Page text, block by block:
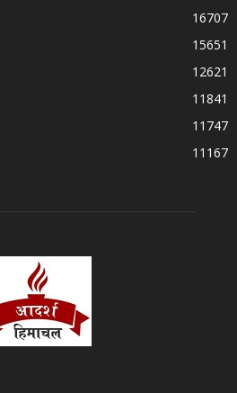
16707
15651
12621
11841
11747
11167